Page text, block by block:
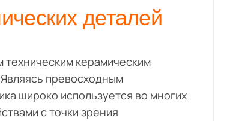
деталей
керамическим
превосходным
широко используется во многих
с точки зрения